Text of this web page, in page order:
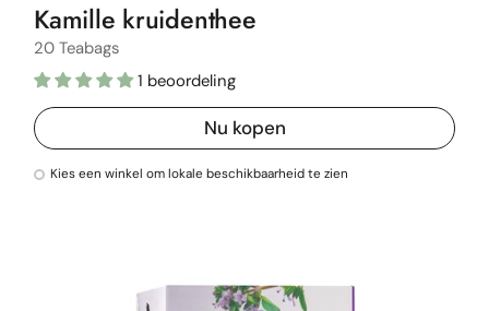
Kamille kruidenthee
20 Teabags
1 beoordeling
Nu kopen
Kies een winkel om lokale beschikbaarheid te zien